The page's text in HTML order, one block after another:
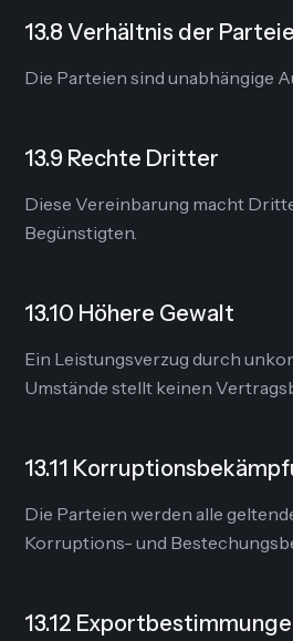
13.8 Verhältnis der
Die Parteien sind unabhängige
13.9 Rechte Dritter
Diese Vereinbarung macht
Begünstigten.
13.10 Höhere Gewalt
Ein Leistungsverzug durch
Umstände stellt keinen
13.11
Die Parteien werden alle
Korruptions- und
13.12